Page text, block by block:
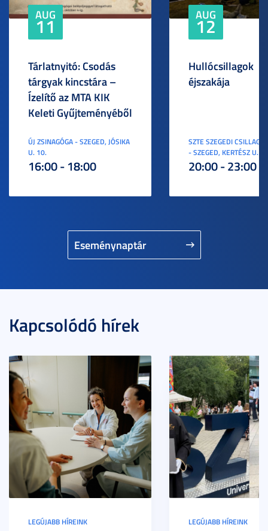
Eseménynaptár
AUG
11
Tárlatnyitó: Csodás
tárgyak kincstára –
Ízelítő az MTA KIK
Keleti Gyűjteményéből
ÚJ ZSINAGÓGA - SZEGED, JÓSIKA
U. 10.
16:00 - 18:00
AUG
12
Hullócsillagok
éjszakája
SZTE SZEGEDI
- SZEGED, KERTÉSZ U. 3.
20:00 - 23:00
Kapcsolódó hírek
LEGÚJABB HÍREINK LEGÚJABB HÍREINK